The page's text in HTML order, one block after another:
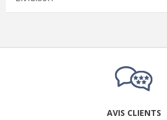
AVIS CLIENTS